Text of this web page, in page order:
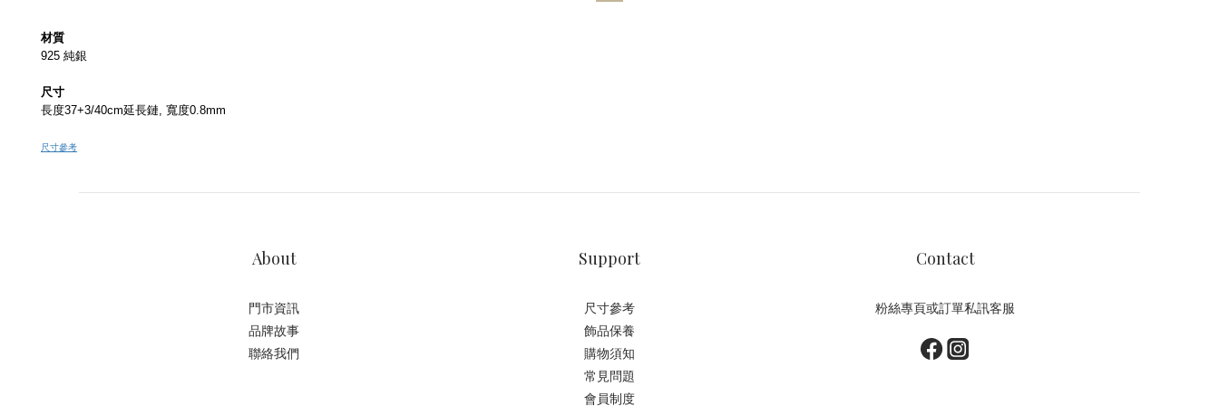
材質
925 純銀
尺寸
長度37+3/40cm延長鏈, 寬度0.8mm
尺寸參考
About
門市資訊
品牌故事
聯絡我們
Support
尺寸參考
飾品保養
購物須知
常見問題
會員制度
Contact
粉絲專頁或訂單私訊客服